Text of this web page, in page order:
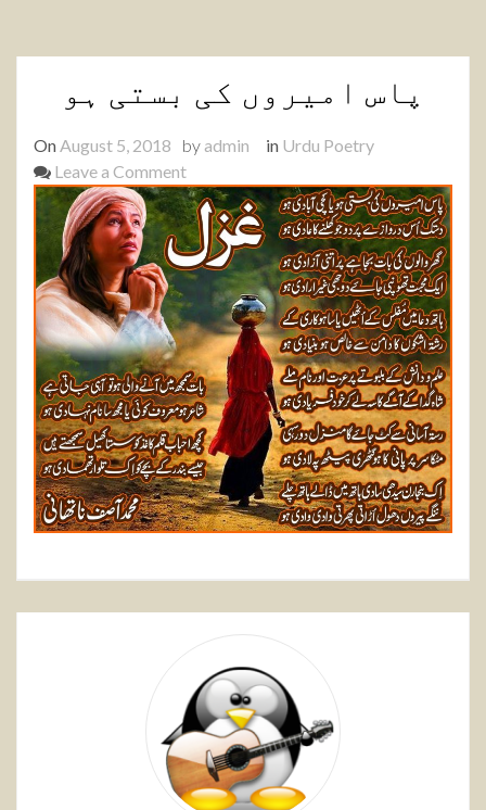
پاس امیروں کی بستی ہو
OnAugust 5, 2018 by admin in Urdu Poetry
Leave a Commenton
پاس
امیروں
کی
بستی
ہو